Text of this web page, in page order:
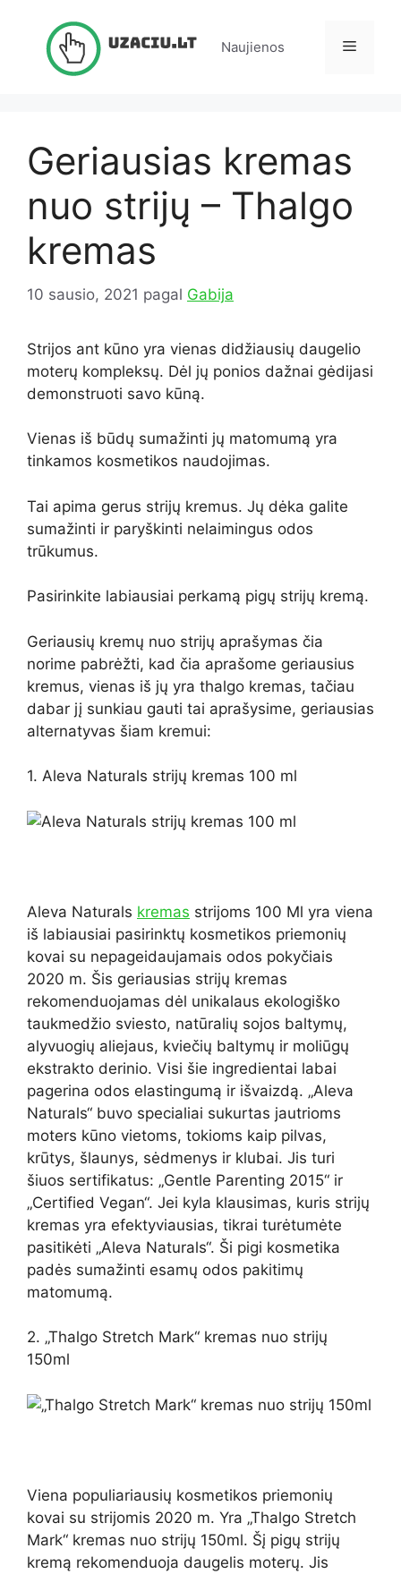
Naujienos Meniu
Geriausias kremas
nuo strijų – Thalgo
kremas
10 sausio, 2021 pagal Gabija
Strijos ant kūno yra vienas didžiausių daugelio
moterų kompleksų. Dėl jų ponios dažnai gėdijasi
demonstruoti savo kūną.
Vienas iš būdų sumažinti jų matomumą yra
tinkamos kosmetikos naudojimas.
Tai apima gerus strijų kremus. Jų dėka galite
sumažinti ir paryškinti nelaimingus odos
trūkumus.
Pasirinkite labiausiai perkamą pigų strijų kremą.
Geriausių kremų nuo strijų aprašymas čia
norime pabrėžti, kad čia aprašome geriausius
kremus, vienas iš jų yra thalgo kremas, tačiau
dabar jį sunkiau gauti tai aprašysime, geriausias
alternatyvas šiam kremui:
1. Aleva Naturals strijų kremas 100 ml
Aleva Naturals kremas strijoms 100 Ml yra viena
iš labiausiai pasirinktų kosmetikos priemonių
kovai su nepageidaujamais odos pokyčiais
2020 m. Šis geriausias strijų kremas
rekomenduojamas dėl unikalaus ekologiško
taukmedžio sviesto, natūralių sojos baltymų,
alyvuogių aliejaus, kviečių baltymų ir moliūgų
ekstrakto derinio. Visi šie ingredientai labai
pagerina odos elastingumą ir išvaizdą. „Aleva
Naturals“ buvo specialiai sukurtas jautrioms
moters kūno vietoms, tokioms kaip pilvas,
krūtys, šlaunys, sėdmenys ir klubai. Jis turi
šiuos sertifikatus: „Gentle Parenting 2015“ ir
„Certified Vegan“. Jei kyla klausimas, kuris strijų
kremas yra efektyviausias, tikrai turėtumėte
pasitikėti „Aleva Naturals“. Ši pigi kosmetika
padės sumažinti esamų odos pakitimų
matomumą.
2. „Thalgo Stretch Mark“ kremas nuo strijų
150ml
Viena populiariausių kosmetikos priemonių
kovai su strijomis 2020 m. Yra „Thalgo Stretch
Mark“ kremas nuo strijų 150ml. Šį pigų strijų
kremą rekomenduoja daugelis moterų. Jis